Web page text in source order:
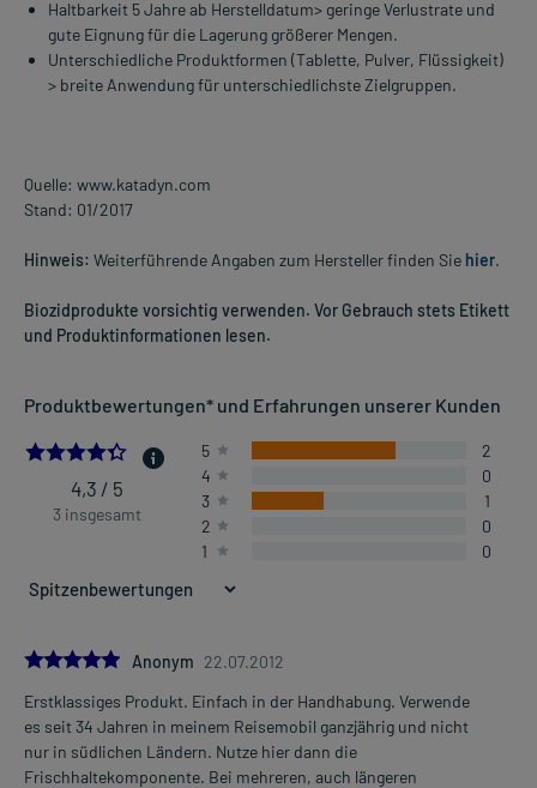
Haltbarkeit 5 Jahre ab Herstelldatum> geringe Verlustrate und
gute Eignung für die Lagerung größerer Mengen.
Unterschiedliche Produktformen (Tablette, Pulver, Flüssigkeit)
> breite Anwendung für unterschiedlichste Zielgruppen.
Quelle: www.katadyn.com
Stand: 01/2017
Hinweis: Weiterführende Angaben zum Hersteller finden Sie hier.
Biozidprodukte vorsichtig verwenden. Vor Gebrauch stets Etikett
und Produktinformationen lesen.
Produktbewertungen* und Erfahrungen unserer Kunden
4.333333333333333
4,3 / 5
3 insgesamt
5
2
4
0
3
1
2
0
1
0
5.0Anonym 22.07.2012
Erstklassiges Produkt. Einfach in der Handhabung. Verwende
es seit 34 Jahren in meinem Reisemobil ganzjährig und nicht
nur in südlichen Ländern. Nutze hier dann die
Frischhaltekomponente. Bei mehreren, auch längeren